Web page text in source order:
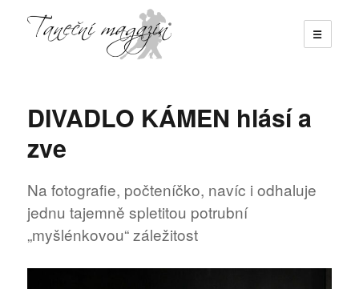
☰
DIVADLO KÁMEN hlásí a
zve
Na fotografie, počteníčko, navíc i odhaluje
jednu tajemně spletitou potrubní
„myšlénkovou“ záležitost